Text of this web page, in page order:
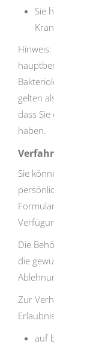
Sie haben sich
Hinweis:
hauptberufliche
Bakteriologie,
gelten als Nachweis
dass Sie dabei eine
haben.
Verfahrensablauf
Sie können die
persönlich bei der
Formulare stellt die
Verfügung.
Die Behörde prüft Ihre
die gewünschte
Ablehnungsbescheid.
Zur Verhütung
Erlaubnis
auf bestimmte